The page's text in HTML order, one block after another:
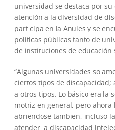
universidad se destaca por
atención a la diversidad de
participa en la Anuies y se
políticas públicas tanto de
de instituciones de educación
“Algunas universidades
ciertos tipos de discapacidad;
a otros tipos. Lo básico era la
motriz en general, pero ahora
abriéndose también, incluso
atender la discapacidad